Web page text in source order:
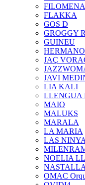
FILOMENA
FLAKKA
GOS D
GROGGY
GUINEU
JAÇ
JAVI
LIA KALI
LLENGUA
MAIO
MALUKS
MARALA
LA MARIA
LAS
NOELIA
OMAC